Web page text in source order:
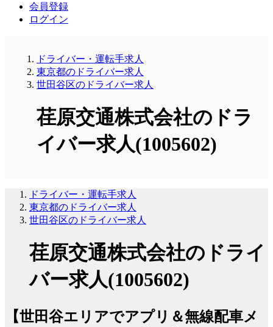
会員登録
ログイン
ドライバー・運転手求人
東京都のドライバー求人
世田谷区のドライバー求人
荏原交通株式会社のドラ
イバー求人(1005602)
ドライバー・運転手求人
東京都のドライバー求人
世田谷区のドライバー求人
荏原交通株式会社のドライ
バー求人(1005602)
【世田谷エリアでアプリ＆無線配車メ